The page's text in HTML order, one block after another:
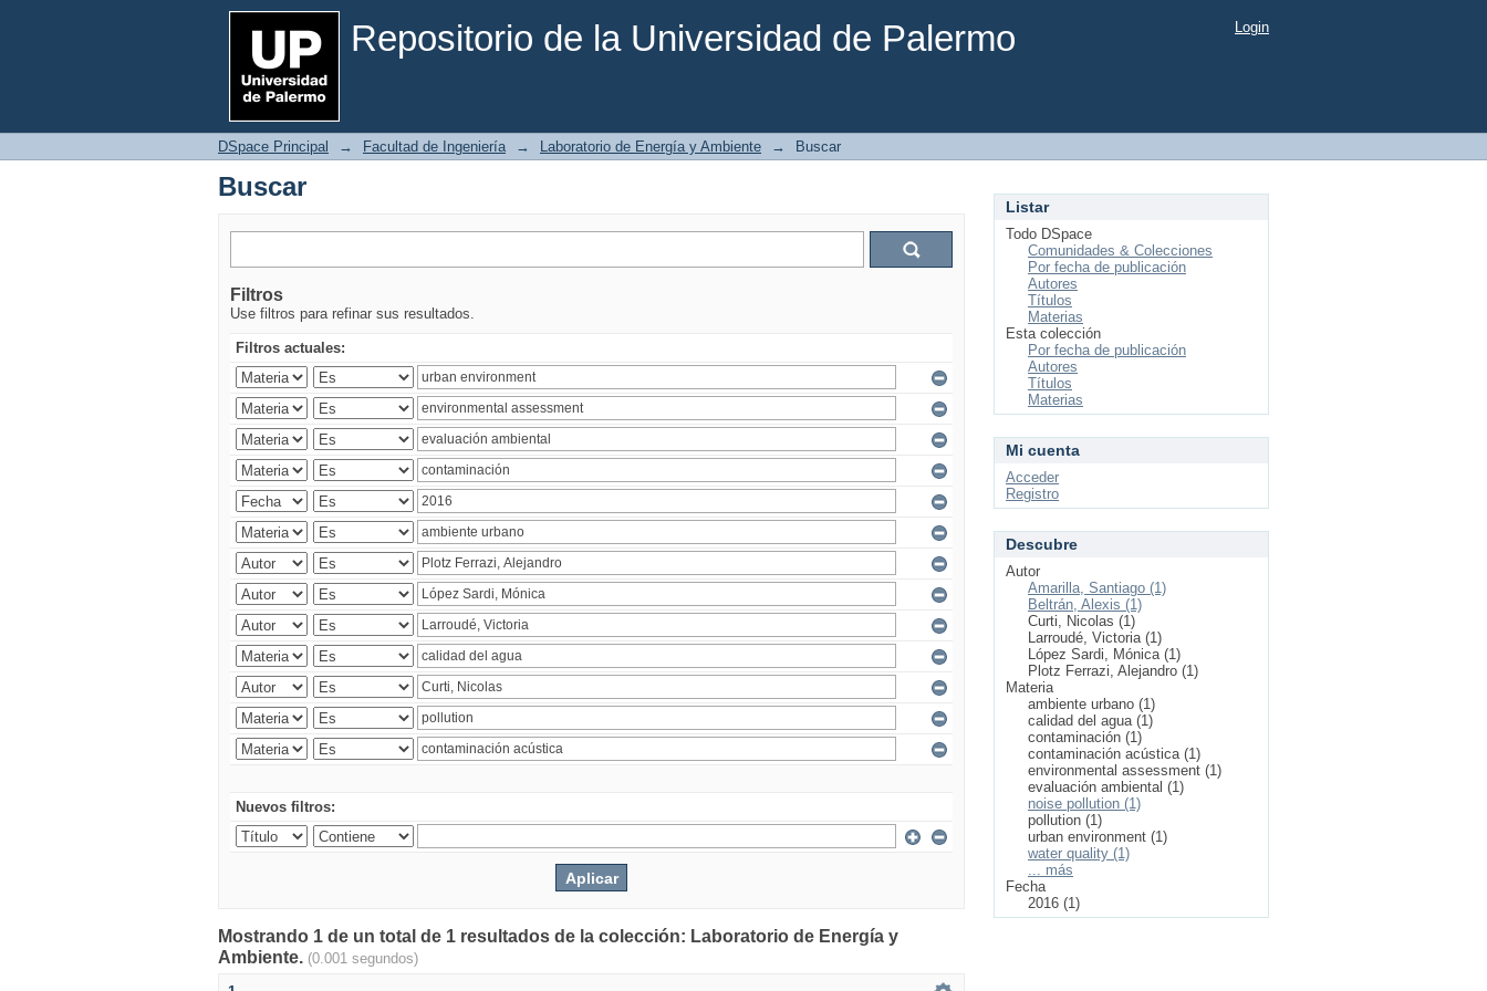
Repositorio de la Universidad de Palermo
Buscar Login
DSpace Principal → Facultad de Ingeniería → Laboratorio de Energía y Ambiente → Buscar
Buscar
Filtros
Use filtros para refinar sus resultados.
Filtros actuales:
Nuevos filtros:
Mostrando 1 de un total de 1 resultados de la colección: Laboratorio de Energía y
Ambiente. (0.001 segundos)
Listar
Todo DSpace
Comunidades & Colecciones
Por fecha de publicación
Autores
Títulos
Materias
Esta colección
Por fecha de publicación
Autores
Títulos
Materias
Mi cuenta
Acceder
Registro
Descubre
Autor
Amarilla, Santiago (1)
Beltrán, Alexis (1)
Curti, Nicolas (1)
Larroudé, Victoria (1)
López Sardi, Mónica (1)
Plotz Ferrazi, Alejandro (1)
Materia
ambiente urbano (1)
calidad del agua (1)
contaminación (1)
contaminación acústica (1)
environmental assessment (1)
evaluación ambiental (1)
noise pollution (1)
pollution (1)
urban environment (1)
water quality (1)
... más
Fecha
2016 (1)